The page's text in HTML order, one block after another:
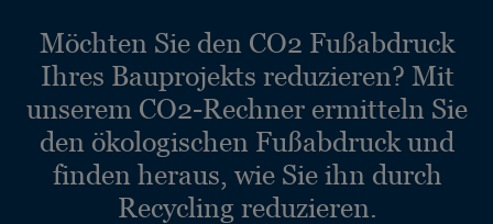
Möchten Sie den CO2 Fußabdruck
Ihres Bauprojekts reduzieren? Mit
unserem CO2-Rechner ermitteln Sie
den ökologischen Fußabdruck und
finden heraus, wie Sie ihn durch
Recycling reduzieren.